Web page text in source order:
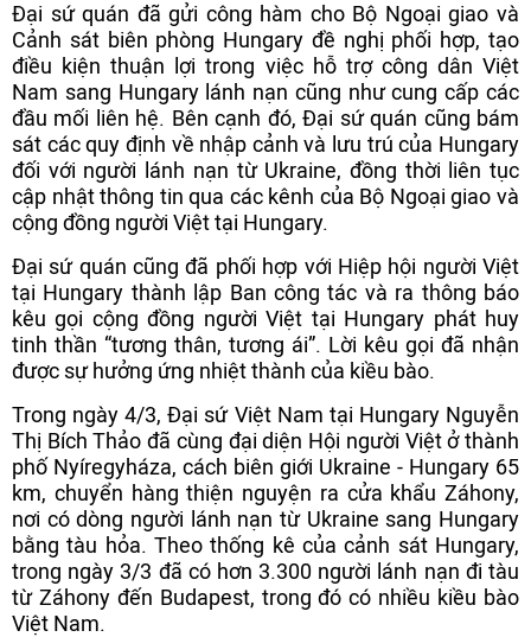
Đại sứ quán đã gửi công hàm cho Bộ Ngoại giao và
Cảnh sát biên phòng Hungary đề nghị phối hợp, tạo
điều kiện thuận lợi trong việc hỗ trợ công dân Việt
Nam sang Hungary lánh nạn cũng như cung cấp các
đầu mối liên hệ. Bên cạnh đó, Đại sứ quán cũng bám
sát các quy định về nhập cảnh và lưu trú của Hungary
đối với người lánh nạn từ Ukraine, đồng thời liên tục
cập nhật thông tin qua các kênh của Bộ Ngoại giao và
cộng đồng người Việt tại Hungary.
Đại sứ quán cũng đã phối hợp với Hiệp hội người Việt
tại Hungary thành lập Ban công tác và ra thông báo
kêu gọi cộng đồng người Việt tại Hungary phát huy
tinh thần “tương thân, tương ái”. Lời kêu gọi đã nhận
được sự hưởng ứng nhiệt thành của kiều bào.
Trong ngày 4/3, Đại sứ Việt Nam tại Hungary Nguyễn
Thị Bích Thảo đã cùng đại diện Hội người Việt ở thành
phố Nyíregyháza, cách biên giới Ukraine - Hungary 65
km, chuyển hàng thiện nguyện ra cửa khẩu Záhony,
nơi có dòng người lánh nạn từ Ukraine sang Hungary
bằng tàu hỏa. Theo thống kê của cảnh sát Hungary,
trong ngày 3/3 đã có hơn 3.300 người lánh nạn đi tàu
từ Záhony đến Budapest, trong đó có nhiều kiều bào
Việt Nam.